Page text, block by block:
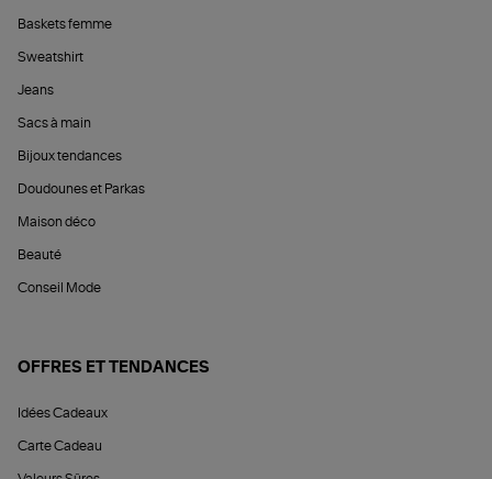
Baskets femme
Sweatshirt
Jeans
Sacs à main
Bijoux tendances
Doudounes et Parkas
Maison déco
Beauté
Conseil Mode
OFFRES ET TENDANCES
Idées Cadeaux
Carte Cadeau